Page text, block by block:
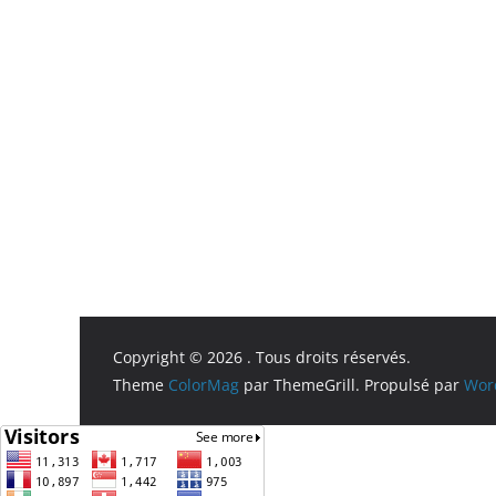
Copyright © 2026 . Tous droits réservés.
Theme ColorMag par ThemeGrill. Propulsé par